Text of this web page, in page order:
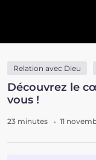
Relation avec Dieu
Découvrez le
vous !
23 minutes 11